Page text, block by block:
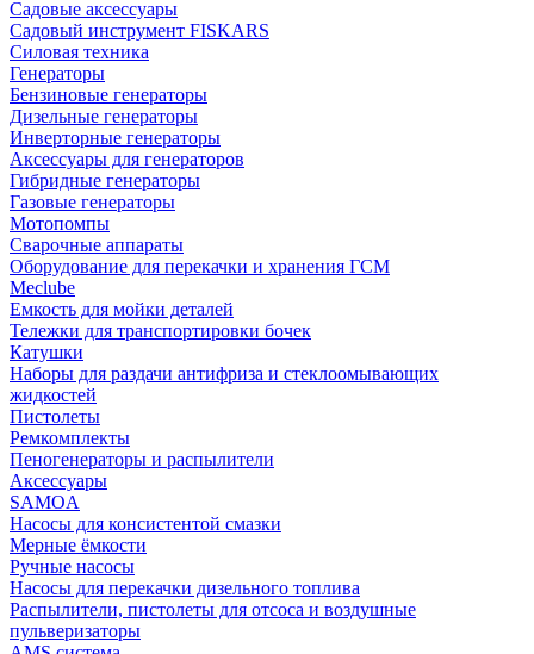
Садовые аксессуары
Садовый инструмент FISKARS
Силовая техника
Генераторы
Бензиновые генераторы
Дизельные генераторы
Инверторные генераторы
Аксессуары для генераторов
Гибридные генераторы
Газовые генераторы
Мотопомпы
Сварочные аппараты
Оборудование для перекачки и хранения ГСМ
Meclube
Емкость для мойки деталей
Тележки для транспортировки бочек
Катушки
Наборы для раздачи антифриза и стеклоомывающих
жидкостей
Пистолеты
Ремкомплекты
Пеногенераторы и распылители
Аксессуары
SAMOA
Насосы для консистентой смазки
Мерные ёмкости
Ручные насосы
Насосы для перекачки дизельного топлива
Распылители, пистолеты для отсоса и воздушные
пульверизаторы